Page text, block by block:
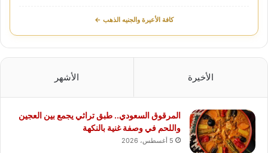
كافة الأعيرة والجنيه الذهب ←
الأخيرة الأشهر
المرقوق السعودي.. طبق تراثي يجمع بين العجين
واللحم في وصفة غنية بالنكهة
5 أغسطس، 2026